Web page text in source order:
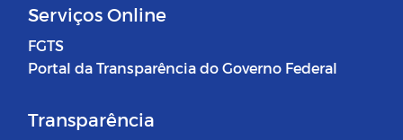
Serviços Online
FGTS
Portal da Transparência do Governo Federal
Transparência